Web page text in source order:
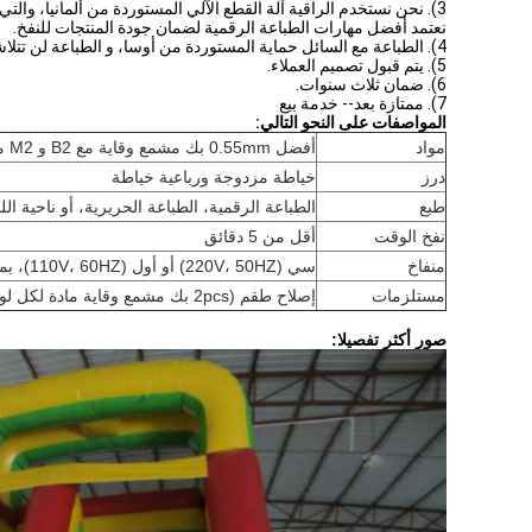
3). نحن نستخدم الراقية آلة القطع الآلي المستوردة من ألمانيا، والتي يمكن قطع المواد بالضبط، بسلاسة وسريعة.
نعتمد أفضل مهارات الطباعة الرقمية لضمان جودة المنتجات للنفخ.
4). الطباعة مع السائل حماية المستوردة من أوسا، و الطباعة لن تتلاشى و تستخدم أطول. وقد اجتاز الطلاء اختبار سغس وخالية من الرصاص.
5). يتم قبول تصميم العملاء.
6). ضمان ثلاث سنوات.
7). ممتازة بعد-- خدمة بيع
المواصفات على النحو التالي:
مواد
أفضل 0.55mm بك مشمع وقاية مع B2 و M2 معيار
درز
خياطة مزدوجة ورباعية خياطة
طبع
الطباعة الرقمية، الطباعة الحريرية، أو ناحية
نفخ الوقت
أقل من 5 دقائق
منفاخ
سي (220V، 50HZ) أو أول (110V، 60HZ)، يمكن تخصيص المكونات
مستلزمات
إصلاح طقم (2pcs بك مشمع وقاية مادة لكل لون أي يكون يستخدم fo1pc غراء)
صور أكثر تفصيلا: